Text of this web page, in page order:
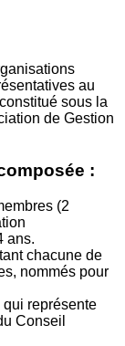
au
sous la
de Gestion
:
(2
ans.
chacune de
nommés pour
représente
Conseil